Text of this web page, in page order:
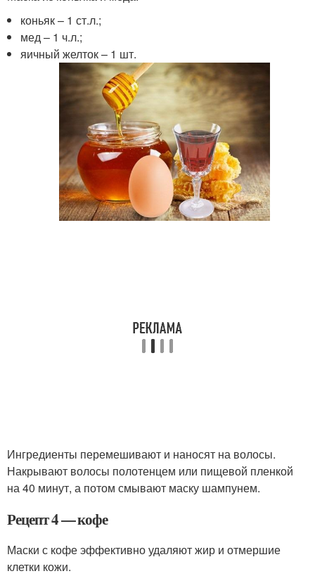
коньяк – 1 ст.л.;
мед – 1 ч.л.;
яичный желток – 1 шт.
Ингредиенты перемешивают и наносят на волосы.
Накрывают волосы полотенцем или пищевой пленкой
на 40 минут, а потом смывают маску шампунем.
Рецепт 4 — кофе
Маски с кофе эффективно удаляют жир и отмершие
клетки кожи.